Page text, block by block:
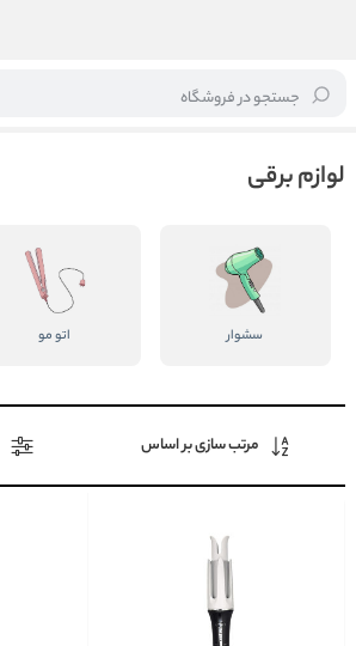
جستجو در فروشگاه خانه / لوازم برقی
لوازم برقی
سشوار اتو مو
مرتب سازی بر اساس